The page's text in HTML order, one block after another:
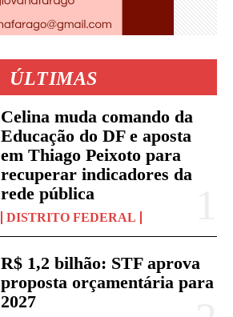
ÚLTIMAS
Celina muda comando da
Educação do DF e aposta
em Thiago Peixoto para
recuperar indicadores da
rede pública
DISTRITO FEDERAL
R$ 1,2 bilhão: STF aprova
proposta orçamentária para
2027